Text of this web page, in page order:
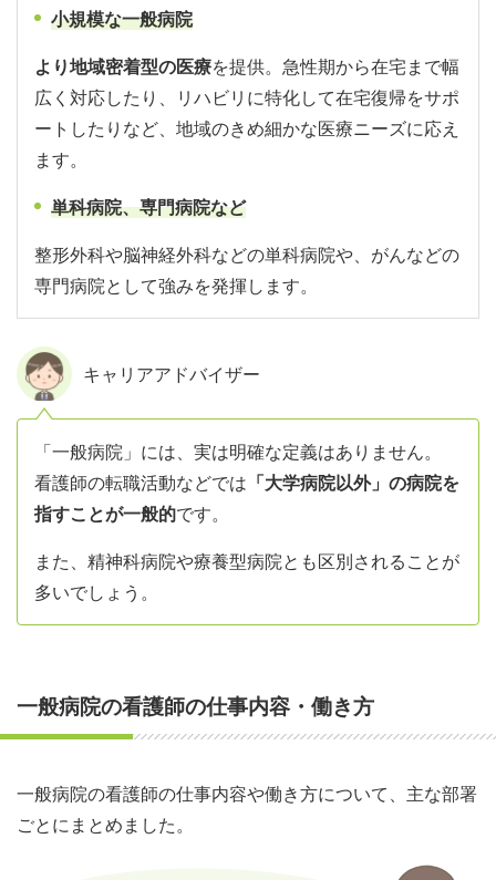
小規模な一般病院
より地域密着型の医療を提供。急性期から在宅まで幅
広く対応したり、リハビリに特化して在宅復帰をサポ
ートしたりなど、地域のきめ細かな医療ニーズに応え
ます。
単科病院、専門病院など
整形外科や脳神経外科などの単科病院や、がんなどの
専門病院として強みを発揮します。
キャリアアドバイザー
「一般病院」には、実は明確な定義はありません。
看護師の転職活動などでは 「大学病院以外」の病院を
指すことが一般的です。
また、精神科病院や療養型病院とも区別されることが
多いでしょう。
一般病院の看護師の仕事内容・働き方
一般病院の看護師の仕事内容や働き方について、主な部署
ごとにまとめました。